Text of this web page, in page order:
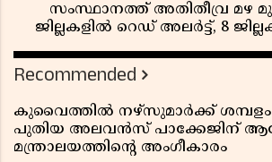
സംസ്ഥാനത്ത് അതിതീവ്ര മഴ
ജില്ലകളിൽ റെഡ് അലർട്ട്, 8
Recommended
കുവൈത്തിൽ നഴ്‌സുമാർക്ക് ശമ്പളം
പുതിയ അലവൻസ് പാക്കേജിന്
മന്ത്രാലയത്തിൻ്റെ അംഗീകാരം